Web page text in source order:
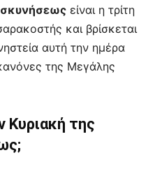
είναι η τρίτη
και βρίσκεται
αυτή την ημέρα
της Μεγάλης
Κυριακή της